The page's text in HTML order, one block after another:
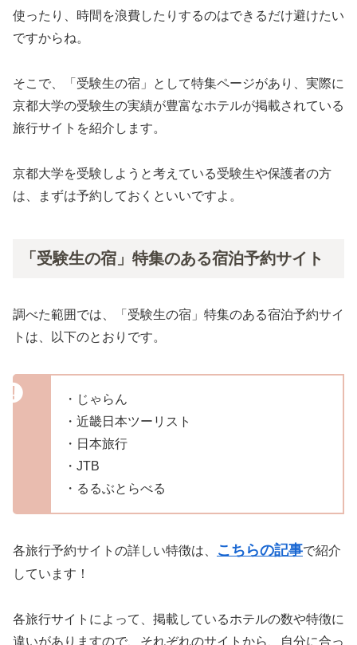
使ったり、時間を浪費したりするのはできるだけ避けたい
ですからね。
そこで、「受験生の宿」として特集ページがあり、実際に
京都大学の受験生の実績が豊富なホテルが掲載されている
旅行サイトを紹介します。
京都大学を受験しようと考えている受験生や保護者の方
は、まずは予約しておくといいですよ。
「受験生の宿」特集のある宿泊予約サイト
調べた範囲では、「受験生の宿」特集のある宿泊予約サイ
トは、以下のとおりです。
・じゃらん
・近畿日本ツーリスト
・日本旅行
・JTB
・るるぶとらべる
各旅行予約サイトの詳しい特徴は、 こちらの記事で紹介
しています！
各旅行サイトによって、掲載しているホテルの数や特徴に
違いがありますので、それぞれのサイトから、自分に合っ